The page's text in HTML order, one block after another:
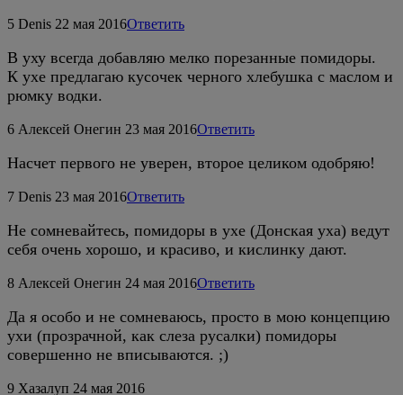
5 Denis 22 мая 2016Ответить
В уху всегда добавляю мелко порезанные помидоры.
К ухе предлагаю кусочек черного хлебушка с маслом и
рюмку водки.
6 Алексей Онегин 23 мая 2016Ответить
Насчет первого не уверен, второе целиком одобряю!
7 Denis 23 мая 2016Ответить
Не сомневайтесь, помидоры в ухе (Донская уха) ведут
себя очень хорошо, и красиво, и кислинку дают.
8 Алексей Онегин 24 мая 2016Ответить
Да я особо и не сомневаюсь, просто в мою концепцию
ухи (прозрачной, как слеза русалки) помидоры
совершенно не вписываются. ;)
9 Хазалуп 24 мая 2016